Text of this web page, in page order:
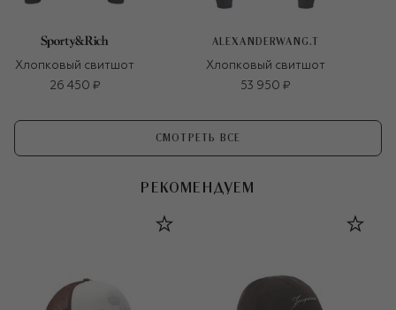
Хлопковый свитшот
26 450 ₽
ALEXANDERWANG.T
Хлопковый свитшот
53 950 ₽
СМОТРЕТЬ ВСЕ
РЕКОМЕНДУЕМ